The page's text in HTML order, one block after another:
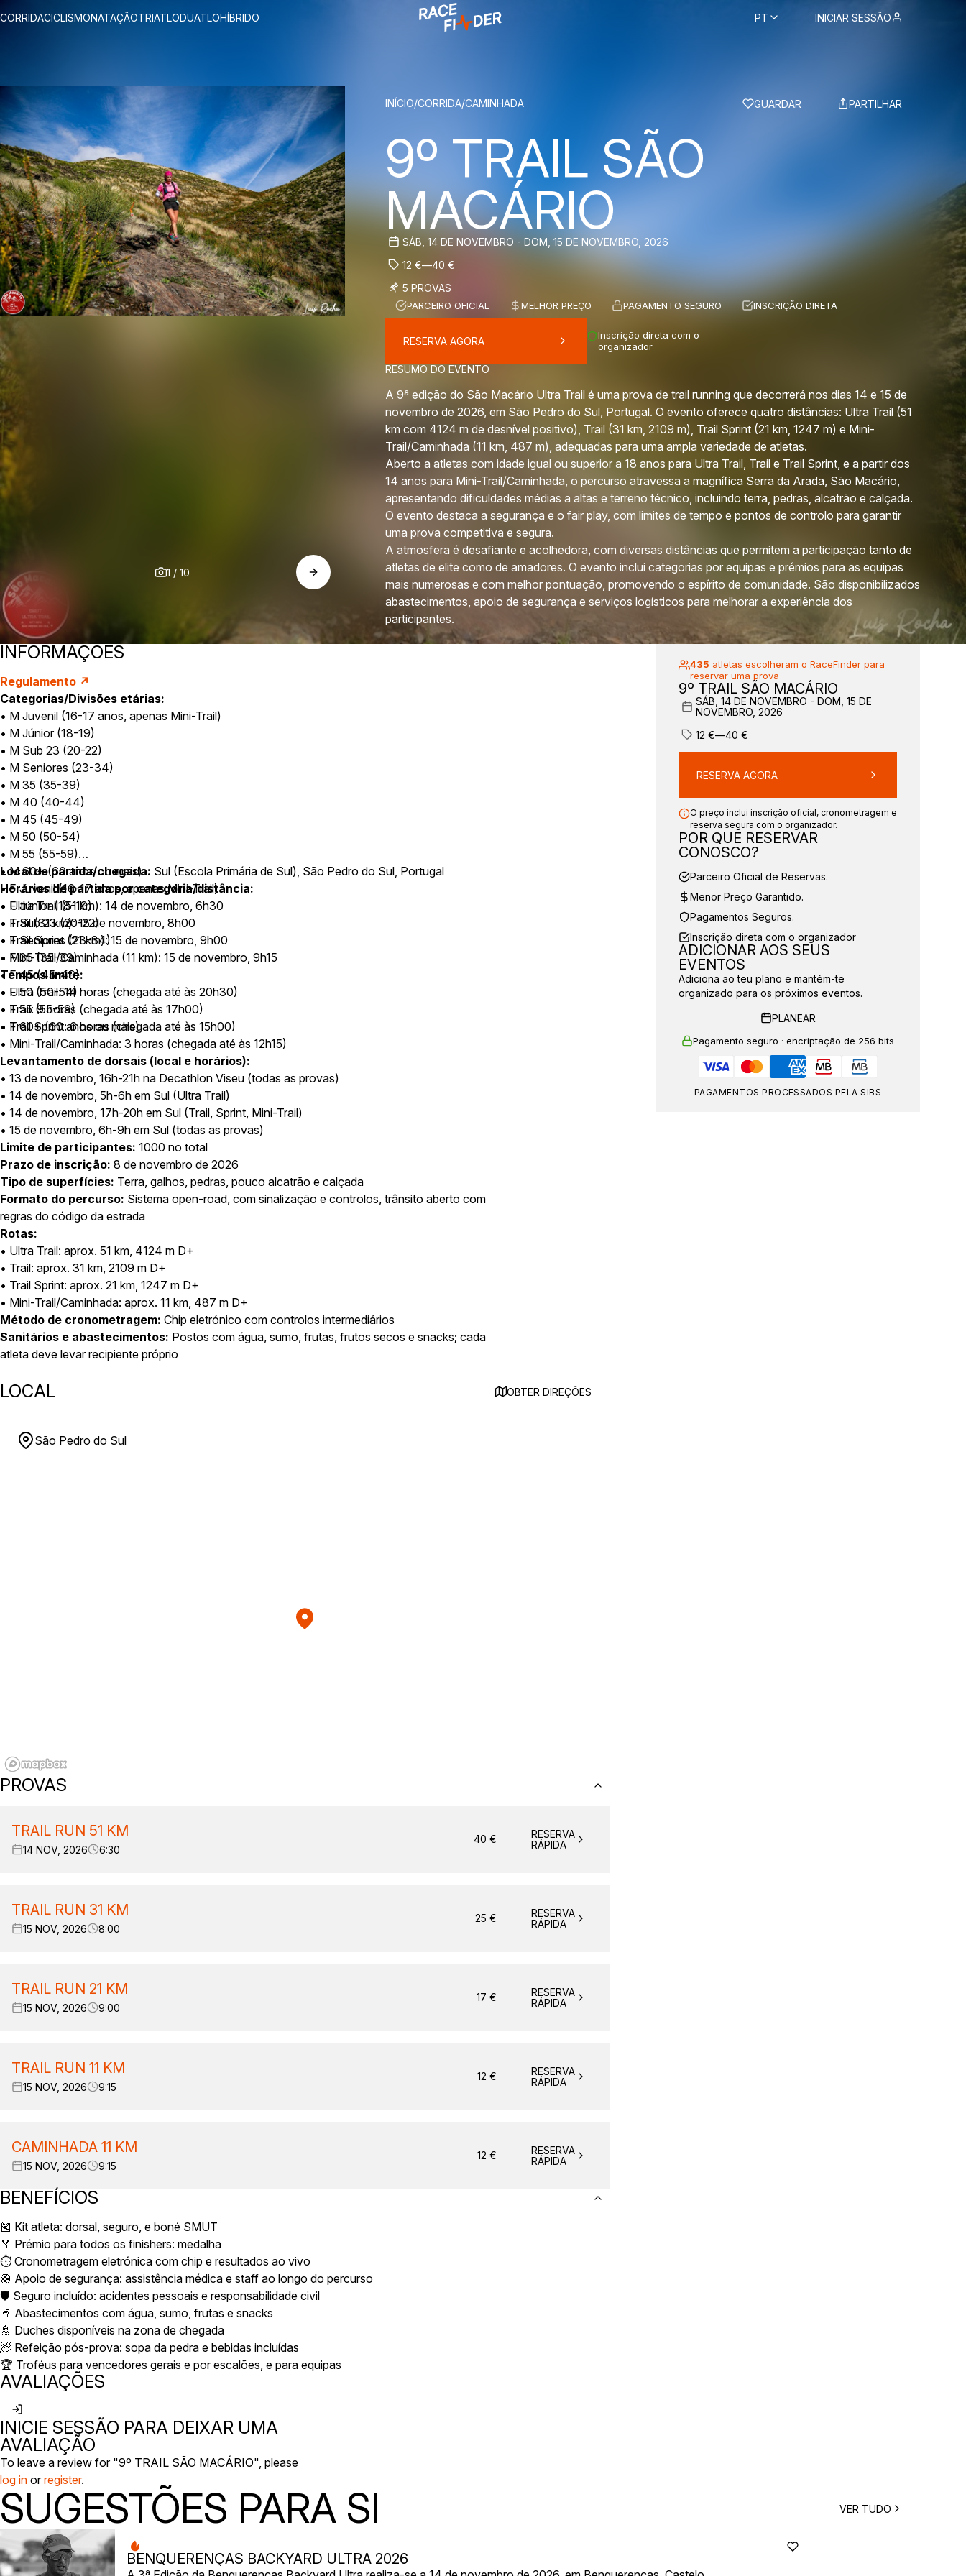
CORRIDACICLISMONATAÇÃOTRIATLODUATLOHÍBRIDO PT INICIAR SESSÃO
1 / 10
BREADCRUMBS
INÍCIO/CORRIDA/CAMINHADA GUARDAR PARTILHAR
9º TRAIL SÃO
MACÁRIO
SÁB, 14 DE NOVEMBRO - DOM, 15 DE NOVEMBRO, 2026
12 €—40 €
5 PROVAS
PARCEIRO OFICIAL MELHOR PREÇO PAGAMENTO SEGURO INSCRIÇÃO DIRETA
RESERVA AGORA
Inscrição direta com o
organizador
RESUMO DO EVENTO
A 9ª edição do São Macário Ultra Trail é uma prova de trail running que decorrerá nos dias 14 e 15 de
novembro de 2026, em São Pedro do Sul, Portugal. O evento oferece quatro distâncias: Ultra Trail (51
km com 4124 m de desnível positivo), Trail (31 km, 2109 m), Trail Sprint (21 km, 1247 m) e Mini-
Trail/Caminhada (11 km, 487 m), adequadas para uma ampla variedade de atletas.
Aberto a atletas com idade igual ou superior a 18 anos para Ultra Trail, Trail e Trail Sprint, e a partir dos
14 anos para Mini-Trail/Caminhada, o percurso atravessa a magnífica Serra da Arada, São Macário,
apresentando dificuldades médias a altas e terreno técnico, incluindo terra, pedras, alcatrão e calçada.
O evento destaca a segurança e o fair play, com limites de tempo e pontos de controlo para garantir
uma prova competitiva e segura.
A atmosfera é desafiante e acolhedora, com diversas distâncias que permitem a participação tanto de
atletas de elite como de amadores. O evento inclui categorias por equipas e prémios para as equipas
mais numerosas e com melhor pontuação, promovendo o espírito de comunidade. São disponibilizados
abastecimentos, apoio de segurança e serviços logísticos para melhorar a experiência dos
participantes.
INFORMAÇÕES
Regulamento ↗
Categorias/Divisões etárias:
• M Juvenil (16-17 anos, apenas Mini-Trail)
• M Júnior (18-19)
• M Sub 23 (20-22)
• M Seniores (23-34)
• M 35 (35-39)
• M 40 (40-44)
• M 45 (45-49)
• M 50 (50-54)
• M 55 (55-59)
• M 60+ (60 anos ou mais)
• F Juvenil (16-17 anos, apenas Mini-Trail)
• F Júnior (18-19)
• F Sub 23 (20-22)
• F Seniores (23-34)
• F 35 (35-39)
• F 45 (45-49)
• F 50 (50-54)
• F 55 (55-59)
• F 60+ (60 anos ou mais)
Local de partida/chegada: Sul (Escola Primária de Sul), São Pedro do Sul, Portugal
Horários de partida por categoria/distância:
• Ultra Trail (51 km): 14 de novembro, 6h30
• Trail (31 km): 15 de novembro, 8h00
• Trail Sprint (21 km): 15 de novembro, 9h00
• Mini-Trail/Caminhada (11 km): 15 de novembro, 9h15
Tempos limite:
• Ultra Trail: 14 horas (chegada até às 20h30)
• Trail: 9 horas (chegada até às 17h00)
• Trail Sprint: 6 horas (chegada até às 15h00)
• Mini-Trail/Caminhada: 3 horas (chegada até às 12h15)
Levantamento de dorsais (local e horários):
• 13 de novembro, 16h-21h na Decathlon Viseu (todas as provas)
• 14 de novembro, 5h-6h em Sul (Ultra Trail)
• 14 de novembro, 17h-20h em Sul (Trail, Sprint, Mini-Trail)
• 15 de novembro, 6h-9h em Sul (todas as provas)
Limite de participantes: 1000 no total
Prazo de inscrição: 8 de novembro de 2026
Tipo de superfícies: Terra, galhos, pedras, pouco alcatrão e calçada
Formato do percurso: Sistema open-road, com sinalização e controlos, trânsito aberto com
regras do código da estrada
Rotas:
• Ultra Trail: aprox. 51 km, 4124 m D+
• Trail: aprox. 31 km, 2109 m D+
• Trail Sprint: aprox. 21 km, 1247 m D+
• Mini-Trail/Caminhada: aprox. 11 km, 487 m D+
Método de cronometragem: Chip eletrónico com controlos intermediários
Sanitários e abastecimentos: Postos com água, sumo, frutas, frutos secos e snacks; cada
atleta deve levar recipiente próprio
LOCAL OBTER DIREÇÕES
São Pedro do Sul
PROVAS
TRAIL RUN 51 KM
14 NOV, 2026 6:30
40 €
RESERVA
RÁPIDA
TRAIL RUN 31 KM
15 NOV, 2026 8:00
25 €
RESERVA
RÁPIDA
TRAIL RUN 21 KM
15 NOV, 2026 9:00
17 €
RESERVA
RÁPIDA
TRAIL RUN 11 KM
15 NOV, 2026 9:15
12 €
RESERVA
RÁPIDA
CAMINHADA 11 KM
15 NOV, 2026 9:15
12 €
RESERVA
RÁPIDA
BENEFÍCIOS
🎽 Kit atleta: dorsal, seguro, e boné SMUT
🏅 Prémio para todos os finishers: medalha
⏱️ Cronometragem eletrónica com chip e resultados ao vivo
🛟 Apoio de segurança: assistência médica e staff ao longo do percurso
🛡️ Seguro incluído: acidentes pessoais e responsabilidade civil
🥤 Abastecimentos com água, sumo, frutas e snacks
🚿 Duches disponíveis na zona de chegada
🧖 Refeição pós-prova: sopa da pedra e bebidas incluídas
🏆 Troféus para vencedores gerais e por escalões, e para equipas
AVALIAÇÕES
INICIE SESSÃO PARA DEIXAR UMA
AVALIAÇÃO
To leave a review for "9º TRAIL SÃO MACÁRIO", please
log in orregister.
435 atletas escolheram o RaceFinder para
reservar uma prova
9º TRAIL SÃO MACÁRIO
SÁB, 14 DE NOVEMBRO - DOM, 15 DE
NOVEMBRO, 2026
12 €—40 €
RESERVA AGORA
O preço inclui inscrição oficial, cronometragem e
reserva segura com o organizador.
POR QUE RESERVAR
CONOSCO?
Parceiro Oficial de Reservas.
Menor Preço Garantido.
Pagamentos Seguros.
Inscrição direta com o organizador
ADICIONAR AOS SEUS
EVENTOS
Adiciona ao teu plano e mantém-te
organizado para os próximos eventos.
PLANEAR
Pagamento seguro · encriptação de 256 bits
PAGAMENTOS PROCESSADOS PELA SIBS
SUGESTÕES PARA SI VER TUDO
BENQUERENÇAS BACKYARD ULTRA 2026